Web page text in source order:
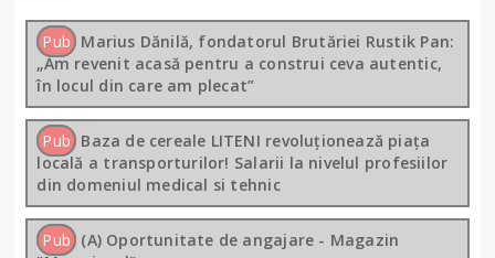
Pub Marius Dănilă, fondatorul Brutăriei Rustik Pan:
„Am revenit acasă pentru a construi ceva autentic,
în locul din care am plecat”
Pub Baza de cereale LITENI revoluționează piața
locală a transporturilor! Salarii la nivelul profesiilor
din domeniul medical si tehnic
Pub (A) Oportunitate de angajare - Magazin